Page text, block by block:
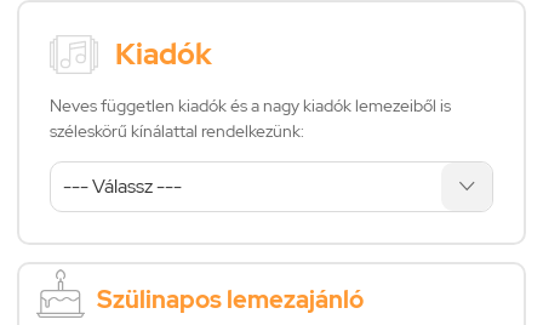
Kiadók
Neves független kiadók és a nagy kiadók lemezeiből is
széleskörű kínálattal rendelkezünk:
Szülinapos lemezajánló